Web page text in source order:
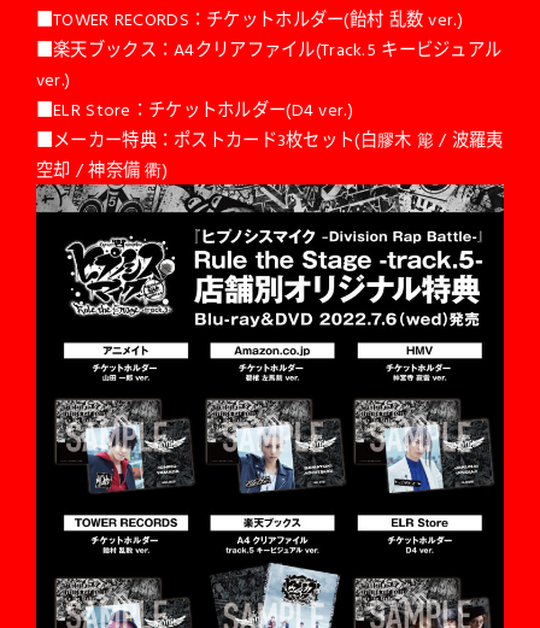
■TOWER RECORDS：チケットホルダー(飴村 乱数 ver.)
■楽天ブックス：A4クリアファイル(Track.5 キービジュアル
ver.)
■ELR Store：チケットホルダー(D4 ver.)
■メーカー特典：ポストカード3枚セット(白膠木 簓 / 波羅夷
空却 / 神奈備 衢)